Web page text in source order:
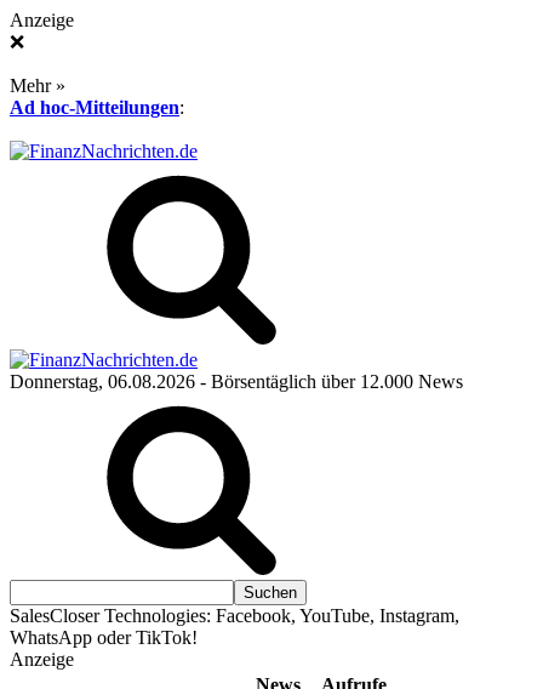
Anzeige
❌
Mehr »
Ad hoc-Mitteilungen:
Donnerstag, 06.08.2026 - Börsentäglich über 12.000 News
SalesCloser Technologies: Facebook, YouTube, Instagram,
WhatsApp oder TikTok!
Anzeige
News
Aufrufe